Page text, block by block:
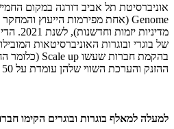
אוניברסיטת תל אביב דורגה במקום
Genome (אחת מפירמות הייעוץ והמחקר
מדיניות
של בוגרי ובוגרות האוניברסיטאות
בהקמת חברות שעשו Scale up (כלומר
ההזנק והערכת השווי שלהן עומדת על 50 מיליון דולר ומעלה).
למעלה למאלף בוגרות ובוגרים הקימו